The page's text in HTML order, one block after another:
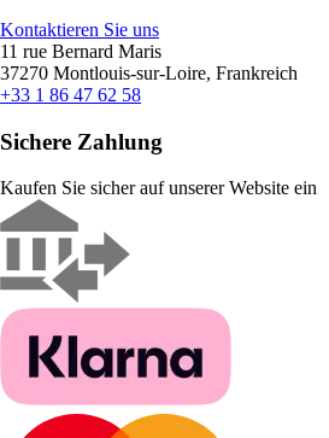
Kontaktieren Sie uns
11 rue Bernard Maris
37270 Montlouis-sur-Loire, Frankreich
+33 1 86 47 62 58
Sichere Zahlung
Kaufen Sie sicher auf unserer Website ein